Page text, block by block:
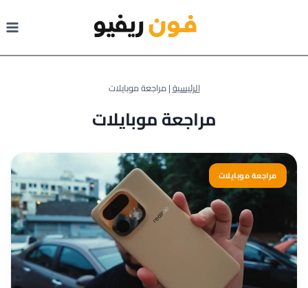
المحتوى
الرئيسية|مراجعة موبايلات
مراجعة موبايلات
مراجعة موبايلات